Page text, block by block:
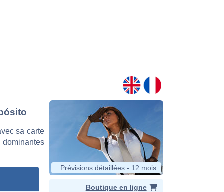
sa carte
Prévisions détaillées - 12 mois
Boutique en ligne